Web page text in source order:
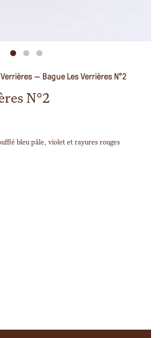
— Bague Les Verrières N°2
N°2
bleu pâle, violet et rayures rouges